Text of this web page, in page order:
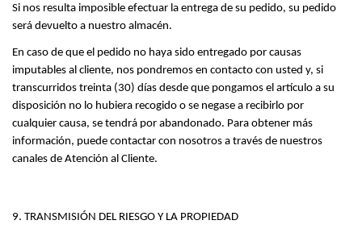
Si nos resulta imposible efectuar la entrega de su pedido, su pedido
será devuelto a nuestro almacén.
En caso de que el pedido no haya sido entregado por causas
imputables al cliente, nos pondremos en contacto con usted y, si
transcurridos treinta (30) días desde que pongamos el artículo a su
disposición no lo hubiera recogido o se negase a recibirlo por
cualquier causa, se tendrá por abandonado. Para obtener más
información, puede contactar con nosotros a través de nuestros
canales de Atención al Cliente.
9. TRANSMISIÓN DEL RIESGO Y LA PROPIEDAD